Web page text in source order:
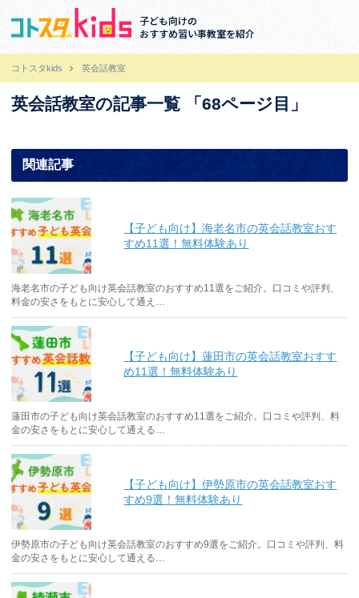
子ども向けの
おすすめ習い事教室を紹介
コトスタkids 英会話教室
英会話教室の記事一覧 「68ページ目」
関連記事
【子ども向け】海老名市の英会話教室おす
すめ11選！無料体験あり
海老名市の子ども向け英会話教室のおすすめ11選をご紹介。口コミや評判、
料金の安さをもとに安心して通え…
【子ども向け】蓮田市の英会話教室おすす
め11選！無料体験あり
蓮田市の子ども向け英会話教室のおすすめ11選をご紹介。口コミや評判、料
金の安さをもとに安心して通える…
【子ども向け】伊勢原市の英会話教室おす
すめ9選！無料体験あり
伊勢原市の子ども向け英会話教室のおすすめ9選をご紹介。口コミや評判、料
金の安さをもとに安心して通える…